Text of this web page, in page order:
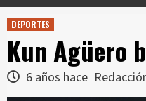
DEPORTES
Kun Agüero
6 años hace